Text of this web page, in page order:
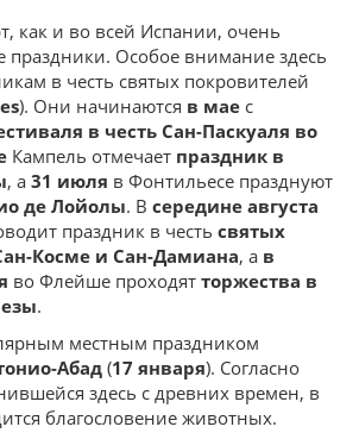
как и во всей Испании, очень
праздники. Особое внимание здесь
в честь святых покровителей
). Они начинаются в мае с
в честь Сан-Паскуаля во
Кампель отмечает праздник в
, а 31 июля в Фонтильесе празднуют
де Лойолы. В середине августа
праздник в честь святых
Косме и Сан-Дамиана, а в
во Флейше проходят торжества в
.
местным праздником
Абад (17 января). Согласно
здесь с древних времен, в
благословение животных.